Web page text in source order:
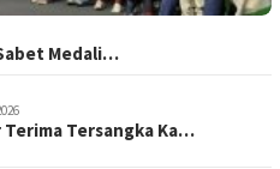
Medali…
Tersangka Ka…